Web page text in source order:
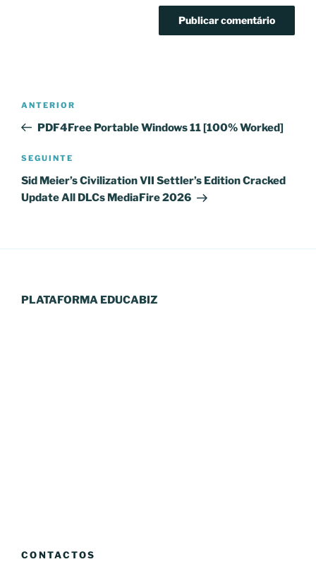
artigos
Conteúdo
anterior
ANTERIOR
PDF4Free Portable Windows 11 [100% Worked]
Conteúdo
seguinte
SEGUINTE
Sid Meier’s Civilization VII Settler’s Edition Cracked
Update All DLCs MediaFire 2026
PLATAFORMA EDUCABIZ
CONTACTOS